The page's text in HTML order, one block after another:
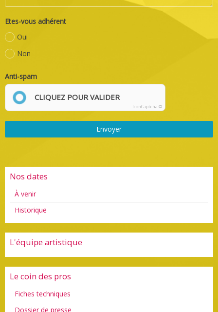
Etes-vous adhérent
Oui
Non
Anti-spam
CLIQUEZ POUR VALIDER
IconCaptcha ©
Envoyer
Nos dates
À venir
Historique
L'équipe artistique
Le coin des pros
Fiches techniques
Dossier de presse